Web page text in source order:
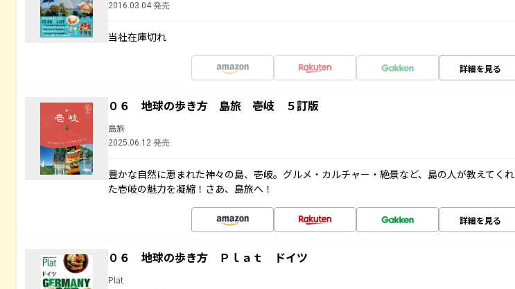
2016.03.04 発売
当社在庫切れ
詳細を見る
０６ 地球の歩き方 島旅 壱岐 ５訂版
島旅
2025.06.12 発売
豊かな自然に恵まれた神々の島、壱岐。グルメ・カルチャー・絶景など、島の人が教えてくれ
た壱岐の魅力を凝縮！さあ、島旅へ！
詳細を見る
０６ 地球の歩き方 Ｐｌａｔ ドイツ
Plat